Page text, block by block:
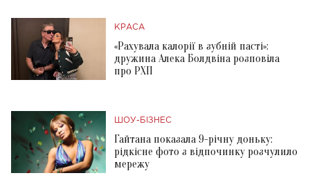
КРАСА
«Рахувала калорії в зубній пасті»:
дружина Алека Болдвіна розповіла
про РХП
ШОУ-БІЗНЕС
Гайтана показала 9-річну доньку:
рідкісне фото з відпочинку розчулило
мережу